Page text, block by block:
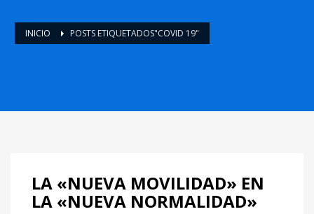
INICIO POSTS ETIQUETADOS"COVID 19"
LA «NUEVA MOVILIDAD» EN
LA «NUEVA NORMALIDAD»